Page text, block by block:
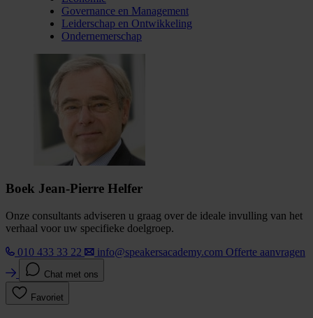
Governance en Management
Leiderschap en Ontwikkeling
Ondernemerschap
Boek Jean-Pierre Helfer
Onze consultants adviseren u graag over de ideale invulling van het
verhaal voor uw specifieke doelgroep.
010 433 33 22
info@speakersacademy.com Offerte aanvragen
Chat met ons
Favoriet